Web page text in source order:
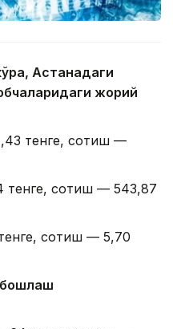
Астанадаги
жорий
тенге, сотиш —
тенге, сотиш — 543,87
сотиш — 5,70